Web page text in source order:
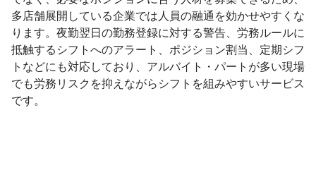
多店舗展開している企業では人員の融通を効かせやすくな
ります。夜勤翌日の勤務登録に対する警告、労務ルールに
抵触するシフトへのアラート、ポジション割当、定期シフ
トなどにも対応しており、アルバイト・パートが多い現場
でも労務リスクを抑えながらシフトを組みやすいサービス
です。